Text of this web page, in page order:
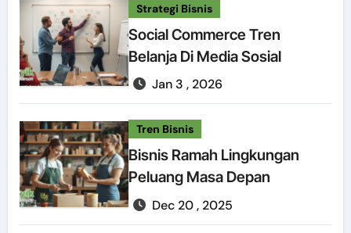
Strategi Bisnis
Social Commerce Tren
Belanja Di Media Sosial
Jan 3 , 2026
Tren Bisnis
Bisnis Ramah Lingkungan
Peluang Masa Depan
Dec 20 , 2025